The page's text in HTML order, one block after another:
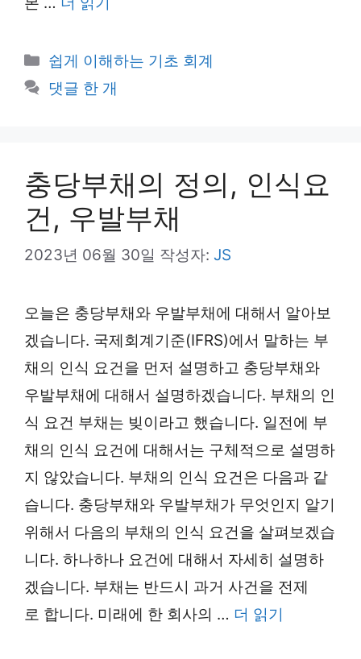
카
테
고
쉽게 이해하는 기초 회계
댓글 한 개
충당부채의 정의, 인식요
건, 우발부채
2023년 06월 30일 작성자: JS
오늘은 충당부채와 우발부채에 대해서 알아보
겠습니다. 국제회계기준(IFRS)에서 말하는 부
채의 인식 요건을 먼저 설명하고 충당부채와
우발부채에 대해서 설명하겠습니다. 부채의 인
식 요건 부채는 빚이라고 했습니다. 일전에 부
채의 인식 요건에 대해서는 구체적으로 설명하
지 않았습니다. 부채의 인식 요건은 다음과 같
습니다. 충당부채와 우발부채가 무엇인지 알기
위해서 다음의 부채의 인식 요건을 살펴보겠습
니다. 하나하나 요건에 대해서 자세히 설명하
겠습니다. 부채는 반드시 과거 사건을 전제
로 합니다. 미래에 한 회사의 … 더 읽기